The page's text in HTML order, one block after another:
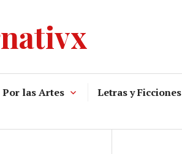
Por las Artes
Letras y Ficciones